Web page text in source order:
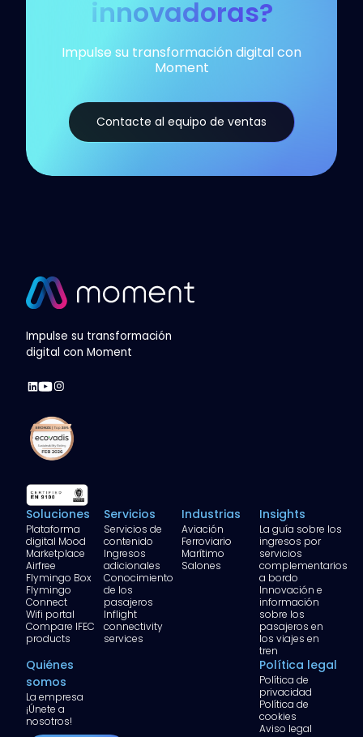
innovadoras?
Impulse su transformación digital con
Moment
Contacte al equipo de ventas
Impulse su transformación
digital con Moment
Soluciones
Plataforma
digital Mood
Marketplace
Airfree
Flymingo Box
Flymingo
Connect
Wifi portal
Compare IFEC
products
Servicios
Servicios de
contenido
Ingresos
adicionales
Conocimiento
de los
pasajeros
Inflight
connectivity
services
Industrias
Aviación
Ferroviario
Marítimo
Salones
Insights
La guía sobre los
ingresos por
servicios
complementarios
a bordo
Innovación e
información
sobre los
pasajeros en
los viajes en
tren
Quiénes
somos
La empresa
¡Únete a
nosotros!
Política legal
Política de
privacidad
Política de
cookies
Aviso legal